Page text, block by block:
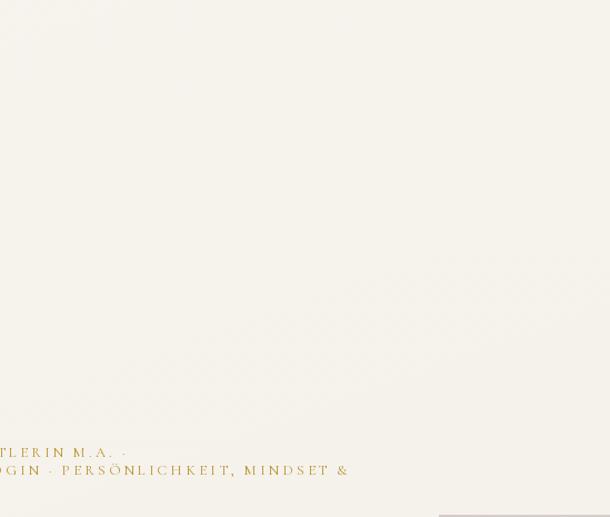
M.A. ·
· PERSÖNLICHKEIT, MINDSET &